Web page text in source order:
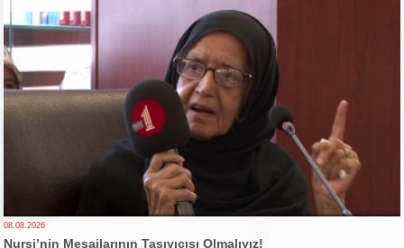
08.08.2026
Nursi’nin Mesajlarının Taşıyıcısı Olmalıyız!